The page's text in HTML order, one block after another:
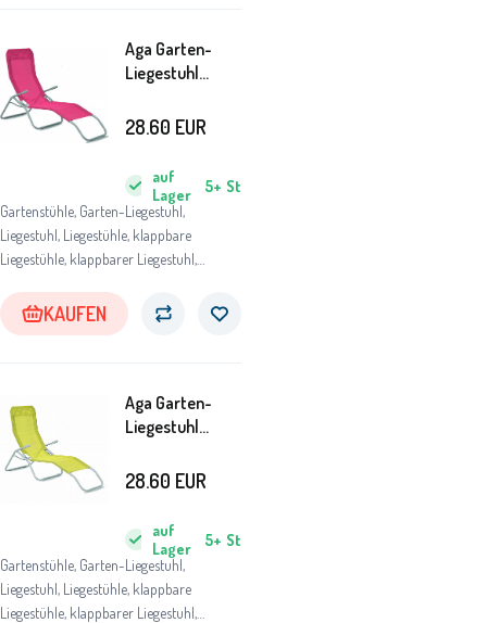
Aga Garten-
Liegestuhl
Gartenstühle, Garten-Liegestuhl,
Liegestuhl, Liegestühle, klappbare
Liegestühle, klappbarer Liegestuhl,
Gartenliege, Strandliege aus Holz,
Relaxliege für Garten
auf
Lager
5+ St
28.60 EUR
KAUFEN
Aga Garten-
Liegestuhl
Grün
Gartenstühle, Garten-Liegestuhl,
Liegestuhl, Liegestühle, klappbare
Liegestühle, klappbarer Liegestuhl,
auf
Lager
5+ St
28.60 EUR